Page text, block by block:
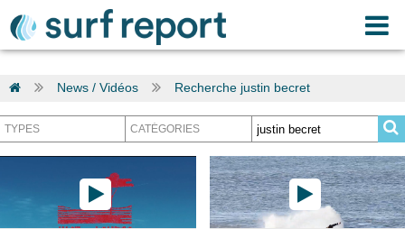
News / Vidéos Recherche justin becret